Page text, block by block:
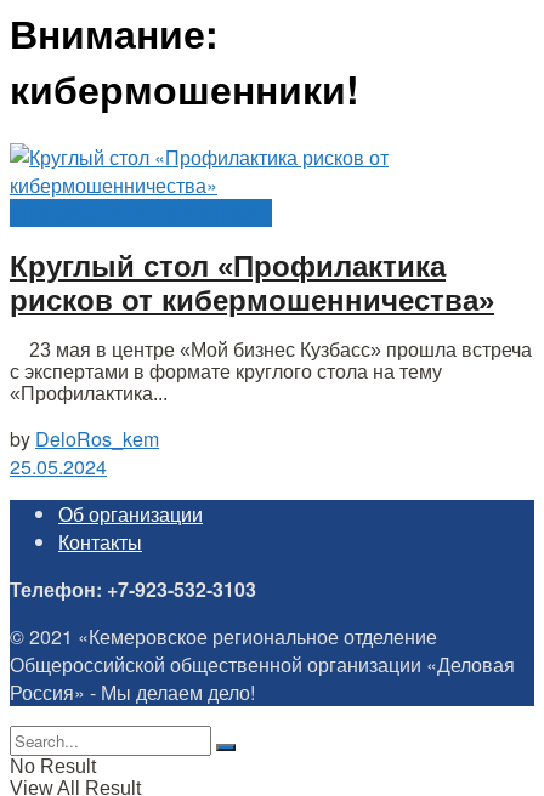
Внимание:
кибермошенники!
Круглый стол «Профилактика
рисков от кибермошенничества»
23 мая в центре «Мой бизнес Кузбасс» прошла встреча
с экспертами в формате круглого стола на тему
«Профилактика...
by DeloRos_kem
25.05.2024
Об организации
Контакты
Телефон: +7-923-532-3103
© 2021 «Кемеровское региональное отделение
Общероссийской общественной организации «Деловая
Россия» - Мы делаем дело!
No Result
View All Result